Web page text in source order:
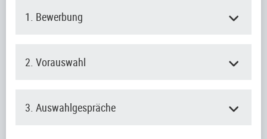
1. Bewerbung
2. Vorauswahl
3. Auswahlgespräche